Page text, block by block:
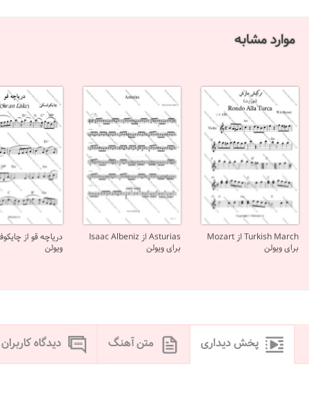
موارد مشابه
Turkish March از Mozart
برای ویولن
Asturias از Isaac Albeniz
برای ویولن
دریاچه قو از
ویولن
پخش دیداری متن آهنگ دیدگاه کاربران